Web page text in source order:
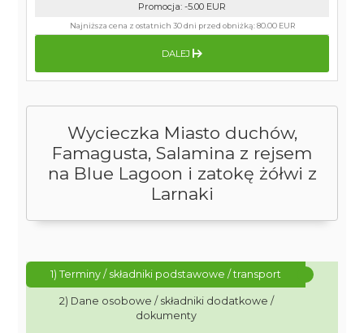
Wycieczka Miasto duchów,
Famagusta, Salamina z rejsem
na Blue Lagoon i zatokę żółwi z
Larnaki
1) Terminy / składniki podstawowe / transport
2) Dane osobowe / składniki dodatkowe /
dokumenty
Promocja: -5.00 EUR
Najniższa cena z ostatnich 30 dni przed obniżką:80.00 EUR
DALEJ